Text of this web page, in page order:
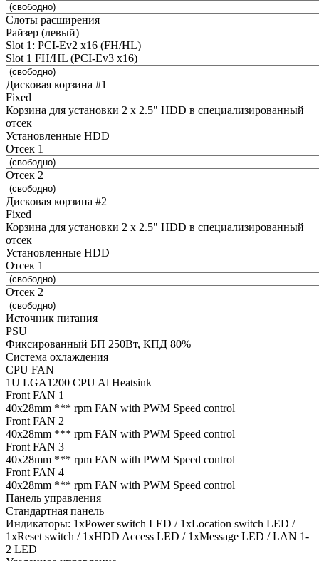
Слоты расширения
Райзер (левый)
Slot 1: PCI-Ev2 x16 (FH/HL)
Slot 1 FH/HL (PCI-Ev3 x16)
Дисковая корзина #1
Fixed
Корзина для установки 2 x 2.5" HDD в специализированный
отсек
Установленные HDD
Отсек 1
Отсек 2
Дисковая корзина #2
Fixed
Корзина для установки 2 x 2.5" HDD в специализированный
отсек
Установленные HDD
Отсек 1
Отсек 2
Источник питания
PSU
Фиксированный БП 250Вт, КПД 80%
Система охлаждения
CPU FAN
1U LGA1200 CPU Al Heatsink
Front FAN 1
40х28mm *** rpm FAN with PWM Speed control
Front FAN 2
40х28mm *** rpm FAN with PWM Speed control
Front FAN 3
40х28mm *** rpm FAN with PWM Speed control
Front FAN 4
40х28mm *** rpm FAN with PWM Speed control
Панель управления
Стандартная панель
Индикаторы: 1xPower switch LED / 1xLocation switch LED /
1xReset switch / 1xHDD Access LED / 1xMessage LED / LAN 1-
2 LED